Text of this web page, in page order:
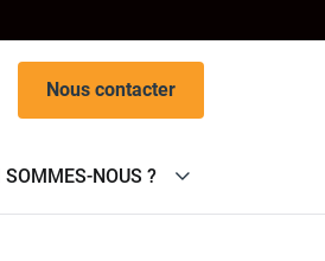
Nous contacter
SOMMES-NOUS ?